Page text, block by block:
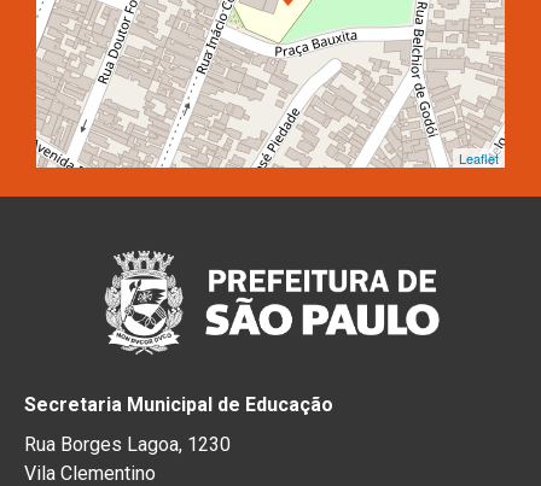
Leaflet
Secretaria Municipal de Educação
Rua Borges Lagoa, 1230
Vila Clementino